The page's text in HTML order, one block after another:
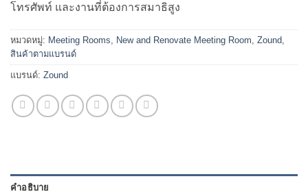
โทรศัพท์ และงานที่ต้องการสมาธิสูง
หมวดหมู่: Meeting Rooms, New and Renovate Meeting Room, Zound,
สินค้าตามแบรนด์
แบรนด์: Zound
คำอธิบาย